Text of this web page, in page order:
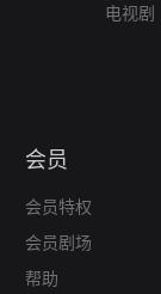
电视剧
会员
会员特权
会员剧场
帮助